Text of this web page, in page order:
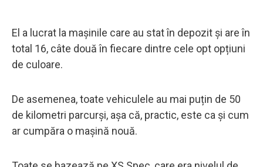
El a lucrat la mașinile care au stat în depozit și are în
total 16, câte două în fiecare dintre cele opt opțiuni
de culoare.
De asemenea, toate vehiculele au mai puțin de 50
de kilometri parcurși, așa că, practic, este ca și cum
ar cumpăra o mașină nouă.